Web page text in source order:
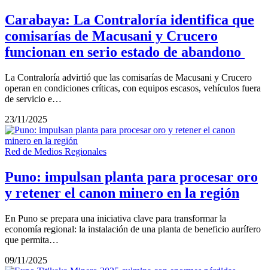
Carabaya: La Contraloría identifica que
comisarías de Macusani y Crucero
funcionan en serio estado de abandono
La Contraloría advirtió que las comisarías de Macusani y Crucero
operan en condiciones críticas, con equipos escasos, vehículos fuera
de servicio e…
23/11/2025
Red de Medios Regionales
Puno: impulsan planta para procesar oro
y retener el canon minero en la región
En Puno se prepara una iniciativa clave para transformar la
economía regional: la instalación de una planta de beneficio aurífero
que permita…
09/11/2025